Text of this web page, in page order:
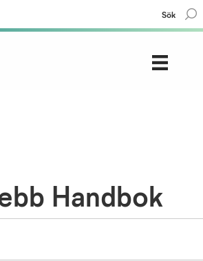
Sök
Handbok